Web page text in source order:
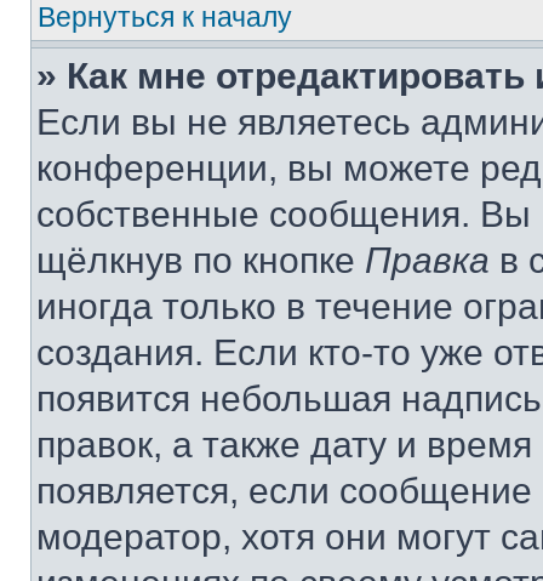
Вернуться к началу
» Как мне
Если вы не являетесь
конференции, вы можете
собственные сообщения. Вы
щёлкнув по кнопке Правка в
иногда только в течение
создания. Если кто-то уже
появится небольшая
правок, а также дату и
появляется, если
модератор, хотя они могут